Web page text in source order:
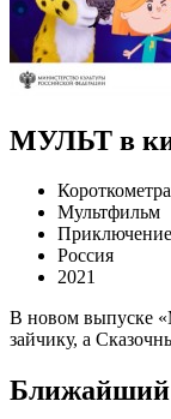
МУЛЬТ в
Мультфильм
Приключение
Россия
2021
В новом выпуске
зайчику, а
Ближайший